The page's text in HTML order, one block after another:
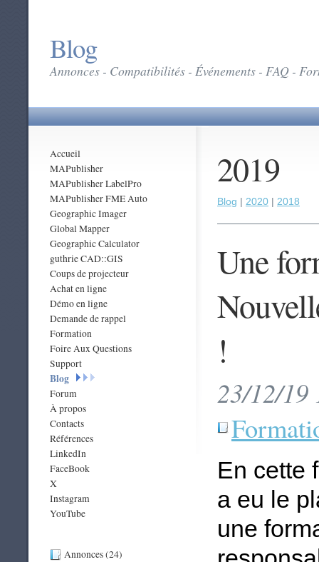
Blog
Annonces - Compatibilités - Événements - FAQ -
Accueil
MAPublisher
MAPublisher LabelPro
MAPublisher FME Auto
Geographic Imager
Global Mapper
Geographic Calculator
guthrie CAD::GIS
Coups de projecteur
Achat en ligne
Démo en ligne
Demande de rappel
Formation
Foire Aux Questions
Support
Blog
Forum
À propos
Contacts
Références
LinkedIn
FaceBook
X
Instagram
YouTube
Annonces (24)
2019
Blog 2020 2018
Une
!
23/12/19
En cette
a eu le
une